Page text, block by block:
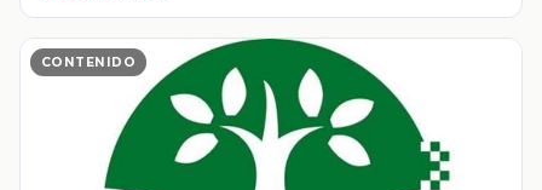
CONTENIDO